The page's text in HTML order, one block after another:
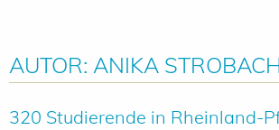
AUTOR: ANIKA STROBACH
320 Studierende in Rheinland-